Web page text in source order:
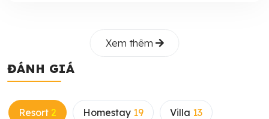
Xem thêm
ĐÁNH GIÁ
Resort 2 Homestay 19 Villa 13